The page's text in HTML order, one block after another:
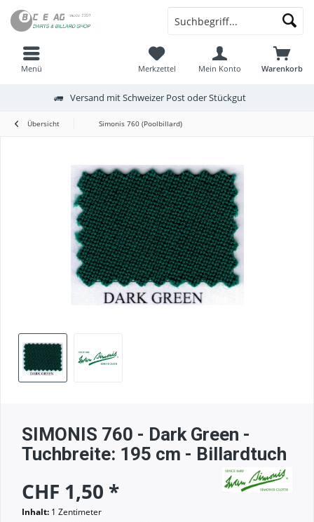
Menü Warenkorb
Merkzettel Mein Konto
Versand mit Schweizer Post oder Stückgut
Übersicht Simonis 760 (Poolbillard)
SIMONIS 760 - Dark Green -
Tuchbreite: 195 cm - Billardtuch
CHF 1,50 *
Inhalt: 1 Zentimeter